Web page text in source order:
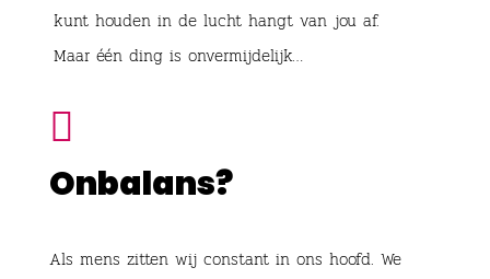
kunt houden in de lucht hangt van jou af.
Maar één ding is onvermijdelijk…

Onbalans?
Als mens zitten wij constant in ons hoofd. We